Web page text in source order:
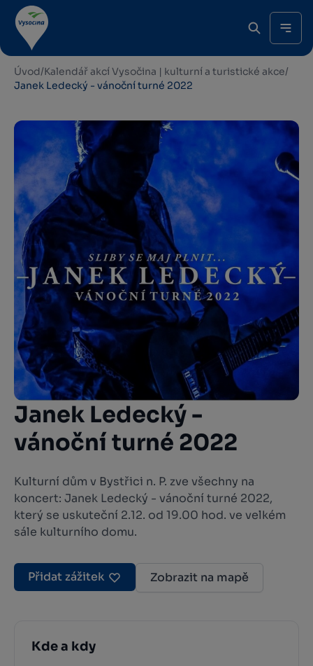
Úvod/Kalendář akcí Vysočina | kulturní a turistické akce/
Janek Ledecký - vánoční turné 2022
Janek Ledecký -
vánoční turné 2022
Kulturní dům v Bystřici n. P. zve všechny na
koncert: Janek Ledecký - vánoční turné 2022,
který se uskuteční 2.12. od 19.00 hod. ve velkém
sále kulturního domu.
Přidat zážitek Zobrazit na mapě
Kde a kdy